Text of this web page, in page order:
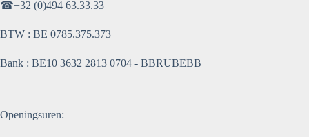
☎+32 (0)494 63.33.33
BTW : BE 0785.375.373
Bank : BE10 3632 2813 0704 - BBRUBEBB
Openingsuren: